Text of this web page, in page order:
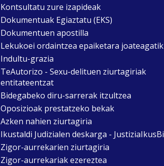
Kontsultatu zure izapideak
Dokumentuak Egiaztatu (EKS)
Dokumentuen apostilla
Lekukoei ordaintzea epaiketara joateagatik
Indultu-grazia
TeAutorizo - Sexu-delituen ziurtagiriak
entitateentzat
Bidegabeko diru-sarrerak itzultzea
Oposizioak prestatzeko bekak
Azken nahien ziurtagiria
Ikustaldi Judizialen deskarga - JustiziaIkusBi
Zigor-aurrekarien ziurtagiria
Zigor-aurrekariak ezereztea